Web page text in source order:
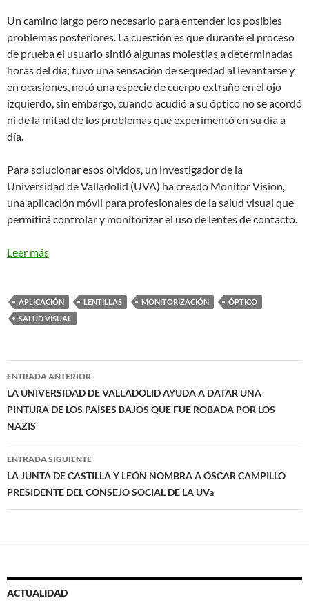
Un camino largo pero necesario para entender los posibles
problemas posteriores. La cuestión es que durante el proceso
de prueba el usuario sintió algunas molestias a determinadas
horas del día; tuvo una sensación de sequedad al levantarse y,
en ocasiones, notó una especie de cuerpo extraño en el ojo
izquierdo, sin embargo, cuando acudió a su óptico no se acordó
ni de la mitad de los problemas que experimentó en su día a
día.
Para solucionar esos olvidos, un investigador de la
Universidad de Valladolid (UVA) ha creado Monitor Vision,
una aplicación móvil para profesionales de la salud visual que
permitirá controlar y monitorizar el uso de lentes de contacto.
Leer más
APLICACIÓN LENTILLAS MONITORIZACIÓN
ÓPTICO
SALUD VISUAL
Navegación
de
entradas
ENTRADA ANTERIOR
LA UNIVERSIDAD DE VALLADOLID AYUDA A DATAR UNA
PINTURA DE LOS PAÍSES BAJOS QUE FUE ROBADA POR LOS
NAZIS
ENTRADA SIGUIENTE
LA JUNTA DE CASTILLA Y LEÓN NOMBRA A ÓSCAR CAMPILLO
PRESIDENTE DEL CONSEJO SOCIAL DE LA UVa
ACTUALIDAD